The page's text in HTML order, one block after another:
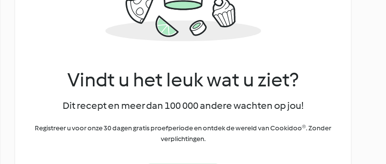
Vindt u het leuk wat u ziet?
Dit recept en meer dan 100 000 andere wachten op jou!
Registreer u voor onze 30 dagen gratis proefperiode en ontdek de wereld van Cookidoo®. Zonder
verplichtingen.